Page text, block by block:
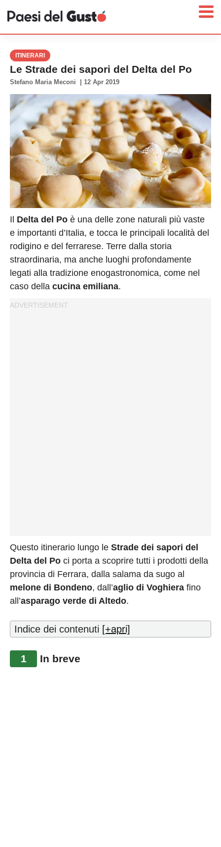
News
Interviste
Territori
Prodotti
Answer
Newsletter
Privacy
Policy
Cookies
Policy
Cambia
ITINERARI
Le Strade dei sapori del Delta del Po
Stefano Maria Meconi 12 Apr 2019
Il Delta del Po è una delle zone naturali più vaste
e importanti d’Italia, e tocca le principali località del
rodigino e del ferrarese. Terre dalla storia
straordinaria, ma anche luoghi profondamente
legati alla tradizione enogastronomica, come nel
caso della cucina emiliana.
Questo itinerario lungo le Strade dei sapori del
Delta del Po ci porta a scoprire tutti i prodotti della
provincia di Ferrara, dalla salama da sugo al
melone di Bondeno, dall’aglio di Voghiera fino
all’asparago verde di Altedo.
Indice dei contenuti [+apri]
1 In breve